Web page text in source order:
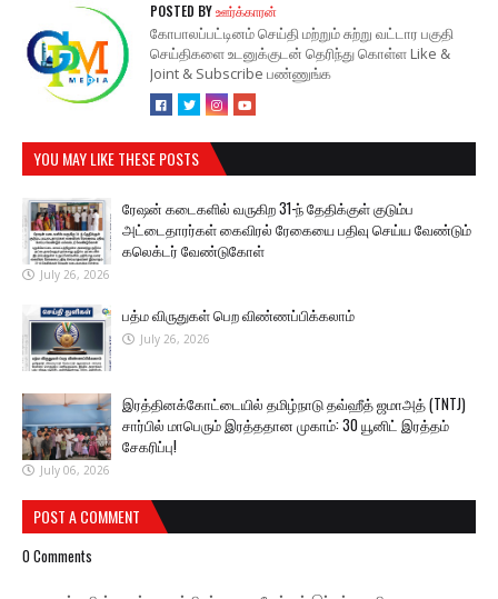
POSTED BYஊர்க்காரன்
கோபாலப்பட்டினம் செய்தி மற்றும் சுற்று வட்டார பகுதி
செய்திகளை உடனுக்குடன் தெரிந்து கொள்ள Like &
Joint & Subscribe பண்ணுங்க
YOU MAY LIKE THESE POSTS
ரேஷன் கடைகளில் வருகிற 31-ந் தேதிக்குள் குடும்ப
அட்டைதாரர்கள் கைவிரல் ரேகையை பதிவு செய்ய வேண்டும்
கலெக்டர் வேண்டுகோள்
July 26, 2026
பத்ம விருதுகள் பெற விண்ணப்பிக்கலாம்
July 26, 2026
இரத்தினக்கோட்டையில் தமிழ்நாடு தவ்ஹீத் ஜமாஅத் (TNTJ)
சார்பில் மாபெரும் இரத்ததான முகாம்: 30 யூனிட் இரத்தம்
சேகரிப்பு!
July 06, 2026
POST A COMMENT
0 Comments